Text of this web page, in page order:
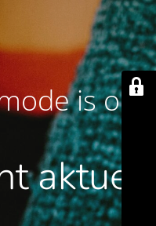
is on
aktuell